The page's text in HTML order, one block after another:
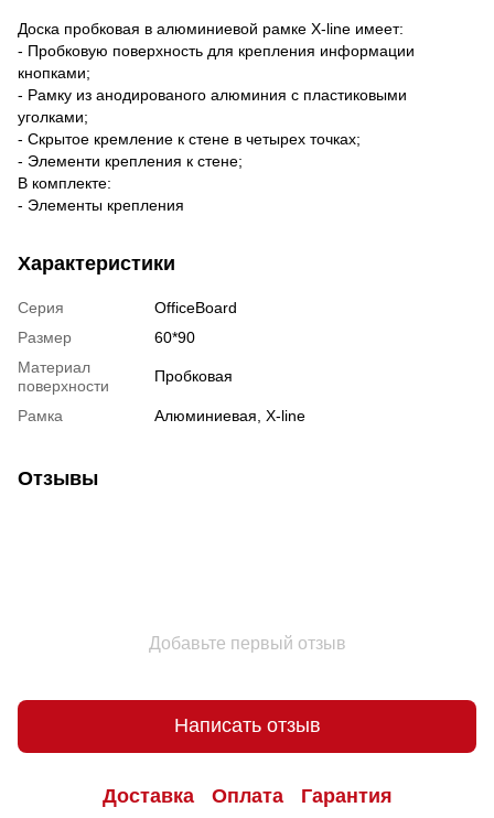
Доска пробковая в алюминиевой рамке X-line имеет:
- Пробковую поверхность для крепления информации
кнопками;
- Рамку из анодированого алюминия с пластиковыми
уголками;
- Скрытое кремление к стене в четырех точках;
- Элементи крепления к стене;
В комплекте:
- Элементы крепления
Характеристики
Серия
OfficeBoard
Размер
60*90
Материал
поверхности
Пробковая
Рамка Алюминиевая, X-line
Отзывы
Добавьте первый отзыв
Написать отзыв
Доставка Оплата Гарантия